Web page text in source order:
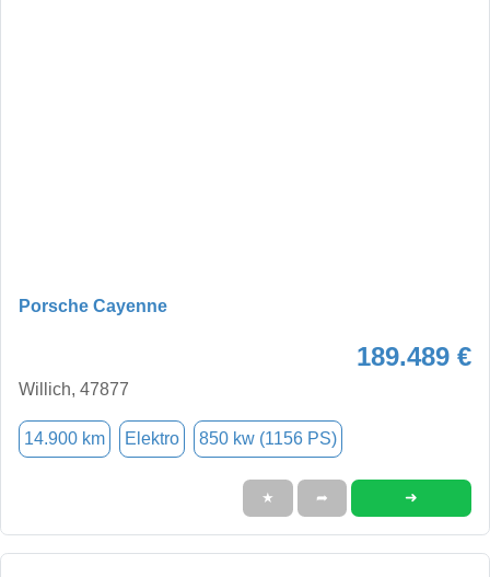
Porsche Cayenne
189.489 €
Willich, 47877
14.900 km Elektro 850 kw (1156 PS)
★ ➦ ➜